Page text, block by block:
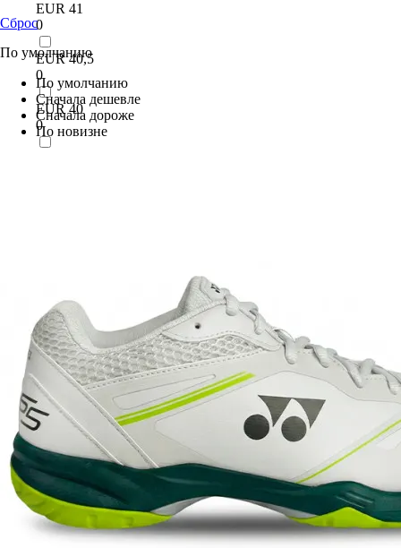
EUR 41
0
EUR 40,5
0
EUR 40
0
EUR 37,5
0
EUR 37
0
EUR 36
0
Сброс
По умолчанию
По умолчанию
Сначала дешевле
Сначала дороже
По новизне